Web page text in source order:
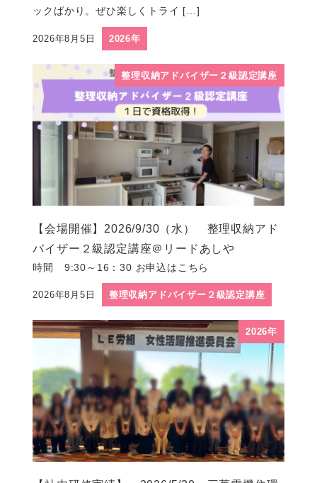
ックばかり。ぜひ楽しくトライ […]
投稿日
2026年8月5日 2026年
整理収納アドバイザー２級認定講座
【会場開催】2026/9/30（水） 整理収納アド
バイザー２級認定講座＠リードあしや
時間 9:30～16：30 お申込はこちら
投稿日
2026年8月5日 整理収納アドバイザー２級認定講座
2026年